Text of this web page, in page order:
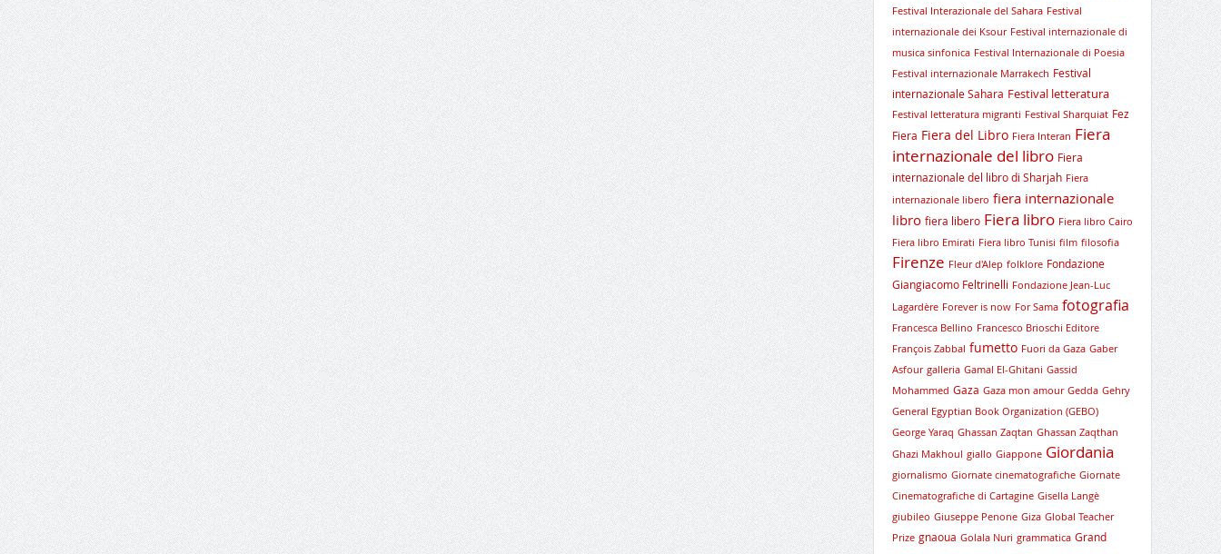
Festival Interazionale del Sahara Festival
internazionale dei Ksour Festival internazionale di
musica sinfonica Festival Internazionale di Poesia
Festival internazionale Marrakech Festival
internazionale Sahara Festival letteratura
Festival letteratura migranti Festival Sharquiat Fez
Fiera Fiera del Libro Fiera Interan Fiera
internazionale del libro Fiera
internazionale del libro di Sharjah Fiera
internazionale libero fiera internazionale
libro fiera libero Fiera libro Fiera libro Cairo
Fiera libro Emirati Fiera libro Tunisi film filosofia
Firenze Fleur d'Alep folklore Fondazione
Giangiacomo Feltrinelli Fondazione Jean-Luc
Lagardère Forever is now For Sama fotografia
Francesca Bellino Francesco Brioschi Editore
François Zabbal fumetto Fuori da Gaza Gaber
Asfour galleria Gamal El-Ghitani Gassid
Mohammed Gaza Gaza mon amour Gedda Gehry
General Egyptian Book Organization (GEBO)
George Yaraq Ghassan Zaqtan Ghassan Zaqthan
Ghazi Makhoul giallo Giappone Giordania
giornalismo Giornate cinematografiche Giornate
Cinematografiche di Cartagine Gisella Langè
giubileo Giuseppe Penone Giza Global Teacher
Prize gnaoua Golala Nuri grammatica Grand